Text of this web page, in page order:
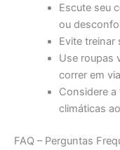
Escute seu
ou
Evite treinar
Use roupas
correr em
Considere
climáticas
FAQ – Perguntas